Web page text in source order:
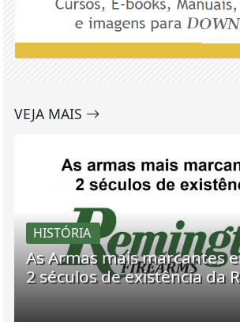
VEJA MAIS
HISTÓRIA
As Armas mais marcantes
2 séculos de existência da